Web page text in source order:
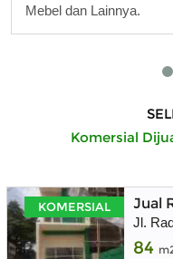
Mebel dan Lainnya.
Komersial
KOMERSIAL Jual
Jl.
84